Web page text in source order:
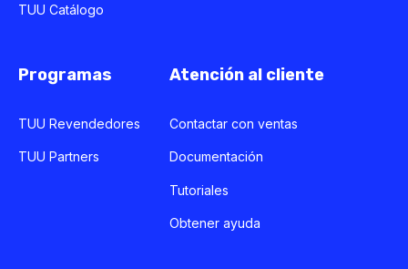
TUU Catálogo
Programas
TUU Revendedores
TUU Partners
Atención al cliente
Contactar con ventas
Documentación
Tutoriales
Obtener ayuda